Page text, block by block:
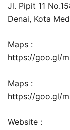
Jl. Pipit 11
Denai, Kota
Maps :
https://goo.gl/
Maps :
https://goo.gl/
Website :